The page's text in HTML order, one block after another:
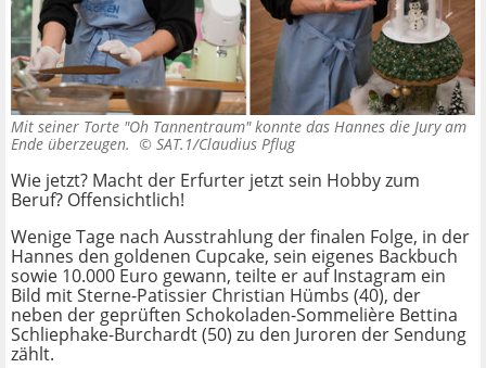
Mit seiner Torte "Oh Tannentraum" konnte das Hannes die Jury am
Ende überzeugen. © SAT.1/Claudius Pflug
Wie jetzt? Macht der Erfurter jetzt sein Hobby zum
Beruf? Offensichtlich!
Wenige Tage nach Ausstrahlung der finalen Folge, in der
Hannes den goldenen Cupcake, sein eigenes Backbuch
sowie 10.000 Euro gewann, teilte er auf Instagram ein
Bild mit Sterne-Patissier Christian Hümbs (40), der
neben der geprüften Schokoladen-Sommelière Bettina
Schliephake-Burchardt (50) zu den Juroren der Sendung
zählt.